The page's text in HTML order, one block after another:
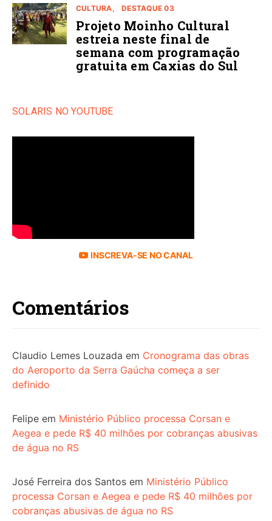
CULTURA DESTAQUE 03
Projeto Moinho Cultural
estreia neste final de
semana com programação
gratuita em Caxias do Sul
SOLARIS NO YOUTUBE
INSCREVA-SE NO CANAL
Comentários
Claudio Lemes Louzada em Cronograma das obras
do Aeroporto da Serra Gaúcha começa a ser
definido
Felipe em Ministério Público processa Corsan e
Aegea e pede R$ 40 milhões por cobranças abusivas
de água no RS
José Ferreira dos Santos em Ministério Público
processa Corsan e Aegea e pede R$ 40 milhões por
cobranças abusivas de água no RS